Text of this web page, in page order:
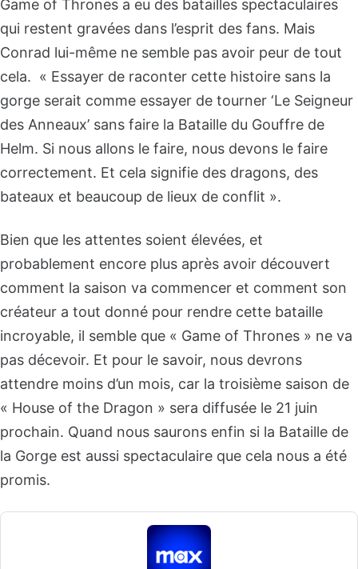
Game of Thrones a eu des batailles spectaculaires
qui restent gravées dans l’esprit des fans. Mais
Conrad lui-même ne semble pas avoir peur de tout
cela. « Essayer de raconter cette histoire sans la
gorge serait comme essayer de tourner ‘Le Seigneur
des Anneaux’ sans faire la Bataille du Gouffre de
Helm. Si nous allons le faire, nous devons le faire
correctement. Et cela signifie des dragons, des
bateaux et beaucoup de lieux de conflit ».
Bien que les attentes soient élevées, et
probablement encore plus après avoir découvert
comment la saison va commencer et comment son
créateur a tout donné pour rendre cette bataille
incroyable, il semble que « Game of Thrones » ne va
pas décevoir. Et pour le savoir, nous devrons
attendre moins d’un mois, car la troisième saison de
« House of the Dragon » sera diffusée le 21 juin
prochain. Quand nous saurons enfin si la Bataille de
la Gorge est aussi spectaculaire que cela nous a été
promis.